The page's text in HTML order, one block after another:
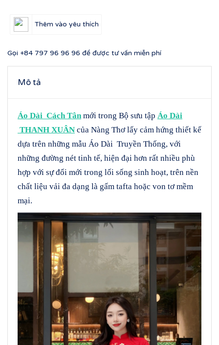
Thêm vào yêu thích
Gọi +84 797 96 96 96 để được tư vấn miễn phí
Mô tả
Áo Dài Cách Tânmới trong Bộ sưu tập Áo Dài
THANH XUÂN của Nàng Thơ lấy cảm hứng thiết kế
dựa trên những mẫu Áo Dài Truyền Thống, với
những đường nét tinh tế, hiện đại hơn rất nhiều phù
hợp với sự đổi mới trong lối sống sinh hoạt, trên nền
chất liệu vải đa dạng là gấm tafta hoặc von tơ mềm
mại.